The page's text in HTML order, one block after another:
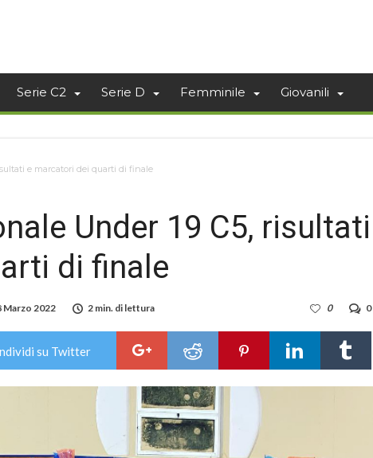
Serie C2 Serie D Femminile Giovanili
e marcatori dei quarti di finale
Under 19 C5, risultati
di finale
Marzo 2022 2 min. di lettura 0
0
su Twitter